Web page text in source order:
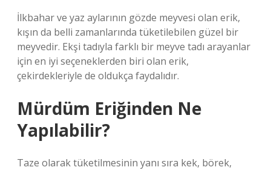
İlkbahar ve yaz aylarının gözde meyvesi olan erik,
kışın da belli zamanlarında tüketilebilen güzel bir
meyvedir. Ekşi tadıyla farklı bir meyve tadı arayanlar
için en iyi seçeneklerden biri olan erik,
çekirdekleriyle de oldukça faydalıdır.
Mürdüm Eriğinden Ne
Yapılabilir?
Taze olarak tüketilmesinin yanı sıra kek, börek,